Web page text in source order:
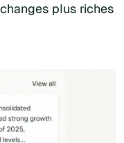
plus riches